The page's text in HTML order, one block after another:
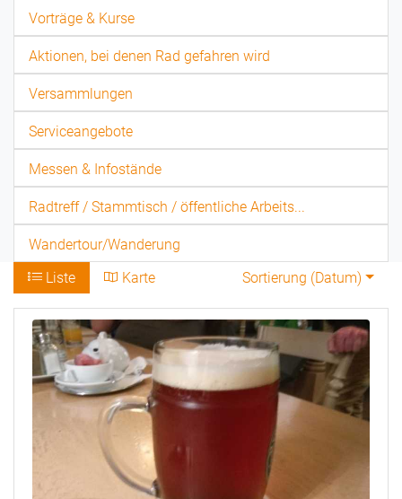
Vorträge & Kurse
Aktionen, bei denen Rad gefahren wird
Versammlungen
Serviceangebote
Messen & Infostände
Radtreff / Stammtisch / öffentliche Arbeits...
Wandertour/Wanderung
Liste
Karte Sortierung (Datum)